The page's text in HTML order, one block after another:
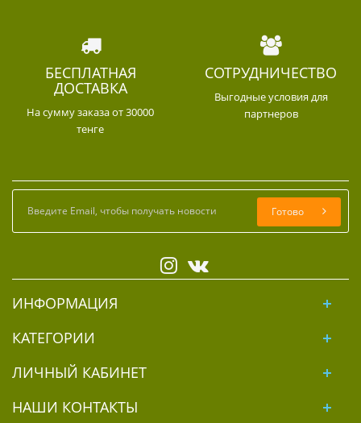
БЕСПЛАТНАЯ
ДОСТАВКА
На сумму заказа от 30000
тенге
СОТРУДНИЧЕСТВО
Выгодные условия для
партнеров
Готово
ИНФОРМАЦИЯ
КАТЕГОРИИ
ЛИЧНЫЙ КАБИНЕТ
НАШИ КОНТАКТЫ